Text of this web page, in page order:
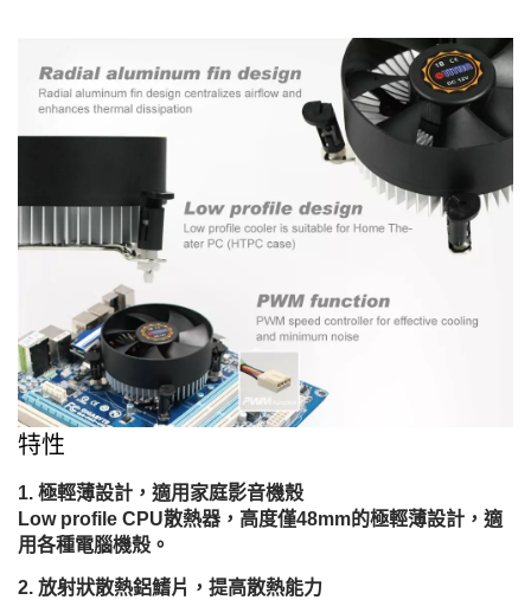
特性
極輕薄設計，適用家庭影音機殼
Low profile CPU散熱器，高度僅48mm的極輕薄設計，適
用各種電腦機殼。
放射狀散熱鋁鰭片，提高散熱能力